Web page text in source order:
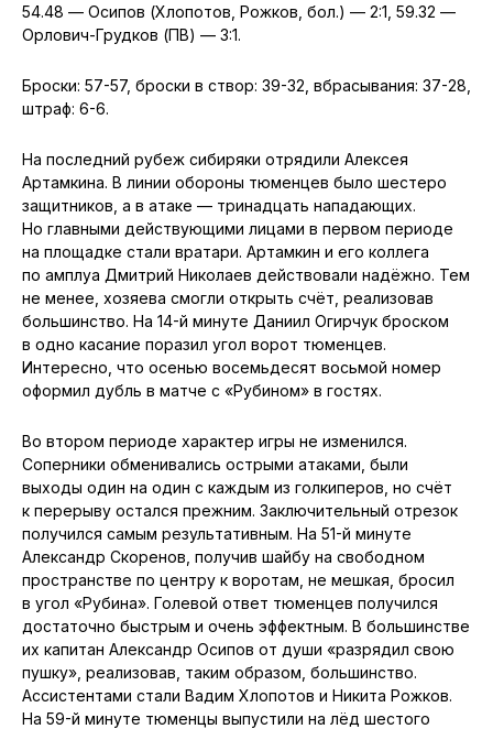
54.48 — Осипов (Хлопотов, Рожков, бол.) — 2:1, 59.32 —
Орлович-Грудков (ПВ) — 3:1.
Броски: 57-57, броски в створ: 39-32, вбрасывания: 37-28,
штраф: 6-6.
На последний рубеж сибиряки отрядили Алексея
Артамкина. В линии обороны тюменцев было шестеро
защитников, а в атаке — тринадцать нападающих.
Но главными действующими лицами в первом периоде
на площадке стали вратари. Артамкин и его коллега
по амплуа Дмитрий Николаев действовали надёжно. Тем
не менее, хозяева смогли открыть счёт, реализовав
большинство. На 14-й минуте Даниил Огирчук броском
в одно касание поразил угол ворот тюменцев.
Интересно, что осенью восемьдесят восьмой номер
оформил дубль в матче с «Рубином» в гостях.
Во втором периоде характер игры не изменился.
Соперники обменивались острыми атаками, были
выходы один на один с каждым из голкиперов, но счёт
к перерыву остался прежним. Заключительный отрезок
получился самым результативным. На 51-й минуте
Александр Скоренов, получив шайбу на свободном
пространстве по центру к воротам, не мешкая, бросил
в угол «Рубина». Голевой ответ тюменцев получился
достаточно быстрым и очень эффектным. В большинстве
их капитан Александр Осипов от души «разрядил свою
пушку», реализовав, таким образом, большинство.
Ассистентами стали Вадим Хлопотов и Никита Рожков.
На 59-й минуте тюменцы выпустили на лёд шестого